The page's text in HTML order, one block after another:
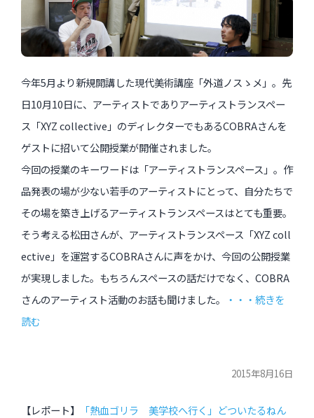
今年5月より新規開講した現代美術講座「外道ノスゝメ」。先
日10月10日に、アーティストでありアーティストランスペー
ス「XYZ collective」のディレクターでもあるCOBRAさんを
ゲストに招いて公開授業が開催されました。
今回の授業のキーワードは「アーティストランスペース」。作
品発表の場が少ない若手のアーティストにとって、自分たちで
その場を築き上げるアーティストランスペースはとても重要。
そう考える松田さんが、アーティストランスペース「XYZ coll
ective」を運営するCOBRAさんに声をかけ、今回の公開授業
が実現しました。もちろんスペースの話だけでなく、COBRA
さんのアーティスト活動のお話も聞けました。
・・・続きを
読む
2015年8月16日
【レポート】
「熱血ゴリラ 美学校へ行く」どついたるねん